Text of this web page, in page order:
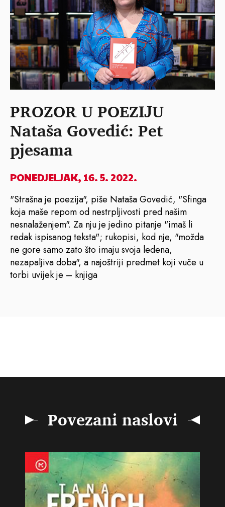
PROZOR U POEZIJU
Nataša Govedić: Pet
pjesama
PONEDJELJAK, 16. 5. 2022.
"Strašna je poezija", piše Nataša Govedić, "Sfinga
koja maše repom od nestrpljivosti pred našim
nesnalaženjem". Za nju je jedino pitanje "imaš li
redak ispisanog teksta"; rukopisi, kod nje, "možda
ne gore samo zato što imaju svoja ledena,
nezapaljiva doba", a najoštriji predmet koji vuče u
torbi uvijek je – knjiga
Povezani naslovi